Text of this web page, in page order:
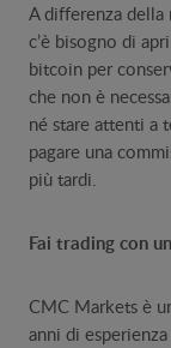
A differenza
c’è bisogno di
bitcoin per
che non è
né stare attenti a
pagare una
più tardi.
Fai trading con
CMC Markets è
anni di